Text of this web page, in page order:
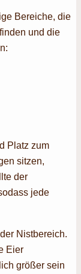
Bereiche, die
und die
Platz zum
sitzen,
der
jede
Nistbereich.
Eier
größer sein